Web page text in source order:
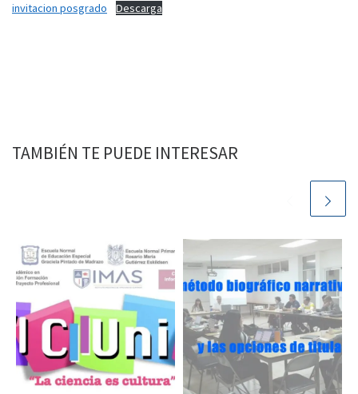
invitacion posgrado Descarga
TAMBIÉN TE PUEDE INTERESAR